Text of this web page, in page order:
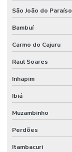
São João do Paraíso
Bambuí
Carmo do Cajuru
Raul Soares
Inhapim
Ibiá
Muzambinho
Perdões
Itambacuri